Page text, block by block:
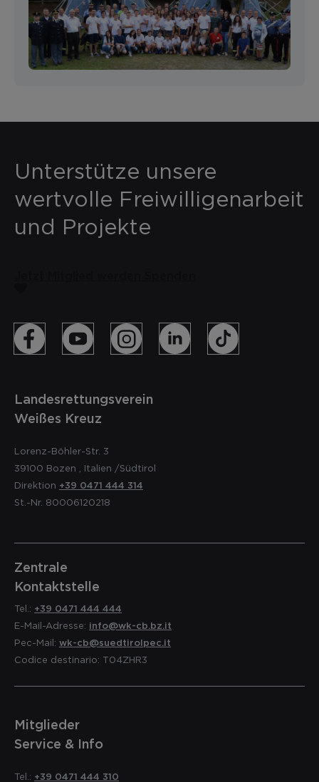
Unterstütze unsere
wertvolle Freiwilligenarbeit
und Projekte
Landesrettungsverein
Weißes Kreuz
Lorenz-Böhler-Str. 3
39100 Bozen Italien /Südtirol
Direktion +39 0471 444 314
St.-Nr. 80006120218
Zentrale
Kontaktstelle
Tel.: +39 0471 444 444
E-Mail-Adresse: info@wk-cb.bz.it
Pec-Mail: wk-cb@suedtirolpec.it
Codice destinario: T04ZHR3
Mitglieder
Service & Info
Tel.: +39 0471 444 310